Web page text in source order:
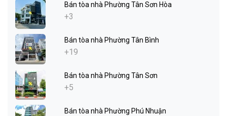
Bán tòa nhà Phường Tân Sơn Hòa
+3
Bán tòa nhà Phường Tân Bình
+19
Bán tòa nhà Phường Tân Sơn
+5
Bán tòa nhà Phường Phú Nhuận